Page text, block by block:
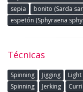
sepia
bonito (Sarda
espetón (Sphyraena
Técnicas
Spinning Jigging
Spinning
Jerking